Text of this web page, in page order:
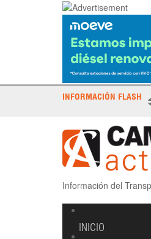
INFORMACIÓN FLASH
Información del
INICIO